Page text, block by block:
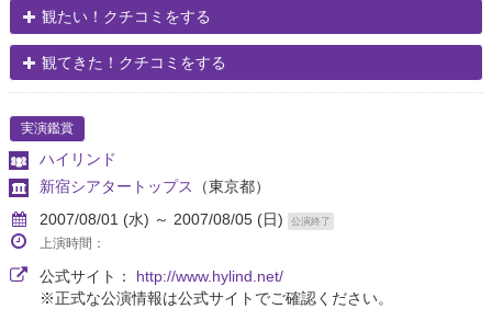
観たい！クチコミをする
観てきた！クチコミをする
実演鑑賞
ハイリンド
新宿シアタートップス
（東京都）
2007/08/01 (水) ～ 2007/08/05 (日)
公演終了
上演時間：
公式サイト： http://www.hylind.net/
※正式な公演情報は公式サイトでご確認ください。